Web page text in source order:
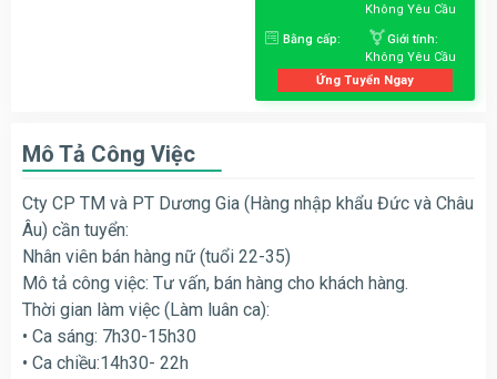
Không Yêu Cầu
Bằng cấp:
Giới tính:
Không Yêu Cầu
Ứng Tuyển Ngay
Mô Tả Công Việc
Cty CP TM và PT Dương Gia (Hàng nhập khẩu Đức và Châu
Âu) cần tuyển:
Nhân viên bán hàng nữ (tuổi 22-35)
Mô tả công việc: Tư vấn, bán hàng cho khách hàng.
Thời gian làm việc (Làm luân ca):
• Ca sáng: 7h30-15h30
• Ca chiều:14h30- 22h